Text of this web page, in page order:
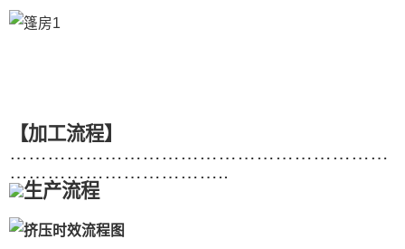
【加工流程】
……………………………………………………
……………………………..